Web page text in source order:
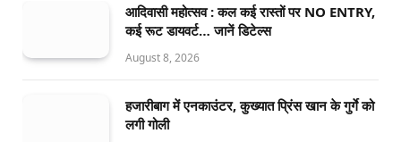
आदिवासी महोत्सव : कल कई रास्तों पर NO ENTRY,
कई रूट डायवर्ट… जानें डिटेल्स
August 8, 2026
हजारीबाग में एनकाउंटर, कुख्यात प्रिंस खान के गुर्गे को
लगी गोली